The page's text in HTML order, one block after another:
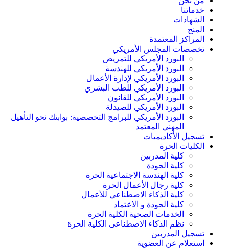
خدماتنا
الشهادات
المنح
المراكز المعتمدة
تخصصات المجلس الأمريكي
البورد الأمريكي للتمريض
البورد الأمريكي للهندسة
البورد الأمريكي لإدارة الأعمال
البورد الأمريكي للطب البشري
البورد الأمريكي للقانون
البورد الأمريكي للصيدلة
البورد الأمريكي للبرامج التخصصية: بوابتك نحو التأهيل
المهني المعتمد
تسجيل الأكاديميات
الكليات الحرة
كلية المدربين
كلية الجودة
كلية الهندسة الاجتماعية الحرة
كلية رجال الأعمال الحرة
كلية الذكاء الاصطناعي للأعمال
كلية الجودة و الاعتماد
الخدمات الصحية الكلية الحرة
نظم الذكاء الاصطناعى الكلية الحرة
تسجيل المدربين
استعلام عن العضوية